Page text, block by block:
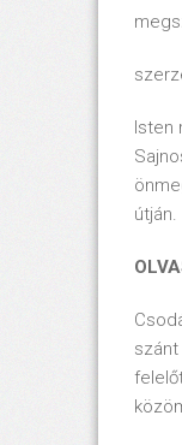
Isten
útján.